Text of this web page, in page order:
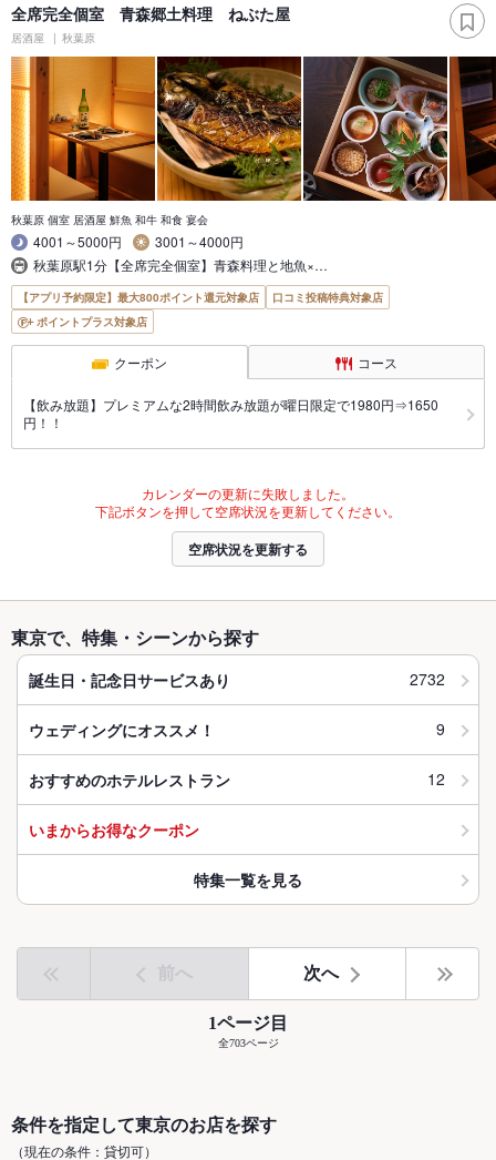
全席完全個室 青森郷土料理 ねぶた屋
居酒屋 秋葉原
秋葉原 個室 居酒屋 鮮魚 和牛 和食 宴会
4001～5000円
3001～4000円
秋葉原駅1分【全席完全個室】青森料理と地魚×…
【アプリ予約限定】最大800ポイント還元対象店
口コミ投稿特典対象店
ポイントプラス対象店
クーポン コース
【飲み放題】プレミアムな2時間飲み放題が曜日限定で1980円⇒1650
円！！
カレンダーの更新に失敗しました。
下記ボタンを押して空席状況を更新してください。
空席状況を更新する
東京で、特集・シーンから探す
誕生日・記念日サービスあり 2732
ウェディングにオススメ！ 9
おすすめのホテルレストラン 12
いまからお得なクーポン
特集一覧を見る
前へ 次へ
1ページ目
全703ページ
条件を指定して東京のお店を探す
（現在の条件：貸切可）